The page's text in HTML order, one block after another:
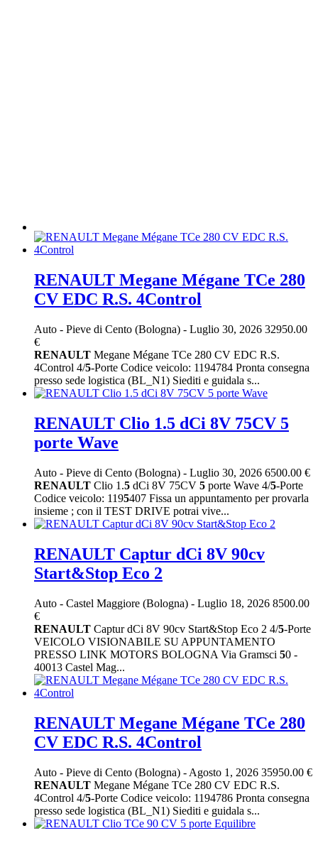
RENAULT Megane Mégane TCe 280
CV EDC R.S. 4Control
Auto - Pieve di Cento (Bologna) - Luglio 30, 2026 32950.00
€
RENAULT Megane Mégane TCe 280 CV EDC R.S.
4Control 4/5-Porte Codice veicolo: 1194784 Pronta consegna
presso sede logistica (BL_N1) Siediti e guidala s...
RENAULT Clio 1.5 dCi 8V 75CV 5
porte Wave
Auto - Pieve di Cento (Bologna) - Luglio 30, 2026 6500.00 €
RENAULT Clio 1.5 dCi 8V 75CV 5 porte Wave 4/5-Porte
Codice veicolo: 1195407 Fissa un appuntamento per provarla
insieme ; con il TEST DRIVE potrai vive...
RENAULT Captur dCi 8V 90cv
Start&Stop Eco 2
Auto - Castel Maggiore (Bologna) - Luglio 18, 2026 8500.00
€
RENAULT Captur dCi 8V 90cv Start&Stop Eco 2 4/5-Porte
VEICOLO VISIONABILE SU APPUNTAMENTO
PRESSO LINK MOTORS BOLOGNA Via Gramsci 50 -
40013 Castel Mag...
RENAULT Megane Mégane TCe 280
CV EDC R.S. 4Control
Auto - Pieve di Cento (Bologna) - Agosto 1, 2026 35950.00 €
RENAULT Megane Mégane TCe 280 CV EDC R.S.
4Control 4/5-Porte Codice veicolo: 1194786 Pronta consegna
presso sede logistica (BL_N1) Siediti e guidala s...